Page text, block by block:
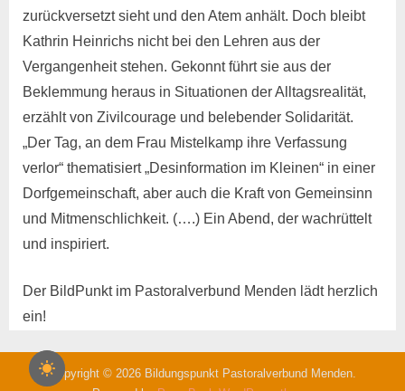
zurückversetzt sieht und den Atem anhält. Doch bleibt
Kathrin Heinrichs nicht bei den Lehren aus der
Vergangenheit stehen. Gekonnt führt sie aus der
Beklemmung heraus in Situationen der Alltagsrealität,
erzählt von Zivilcourage und belebender Solidarität.
„Der Tag, an dem Frau Mistelkamp ihre Verfassung
verlor“ thematisiert „Desinformation im Kleinen“ in einer
Dorfgemeinschaft, aber auch die Kraft von Gemeinsinn
und Mitmenschlichkeit. (….) Ein Abend, der wachrüttelt
und inspiriert.
Der BildPunkt im Pastoralverbund Menden lädt herzlich
ein!
Copyright © 2026 Bildungspunkt Pastoralverbund Menden.